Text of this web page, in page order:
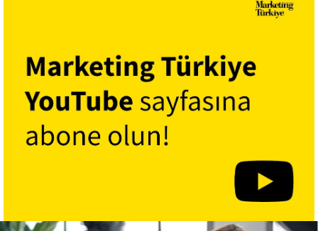
Etkinlikler
Söyleşiler
Kariyer
Araştırma